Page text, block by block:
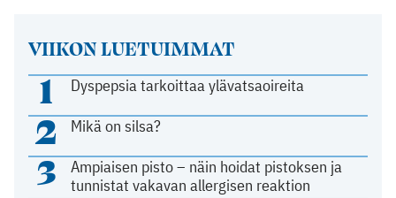
VIIKON LUETUIMMAT
1 Dyspepsia tarkoittaa ylävatsaoireita
2 Mikä on silsa?
3
Ampiaisen pisto – näin hoidat pistoksen ja
tunnistat vakavan allergisen reaktion